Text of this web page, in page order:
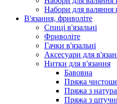
Набори для валяння
В'язання, фриволіте
Спиці в'язальні
Фриволіте
Гачки в'язальні
Аксесуари для
Нитки для в'язання
Бавовна
Пряжа
Пряжа з
Пряжа з